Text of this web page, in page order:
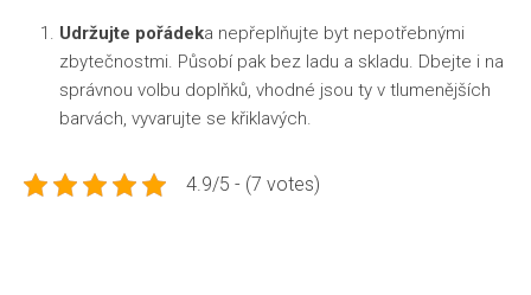
Udržujte pořádeka nepřeplňujte byt nepotřebnými
zbytečnostmi. Působí pak bez ladu a skladu. Dbejte i na
správnou volbu doplňků, vhodné jsou ty v tlumenějších
barvách, vyvarujte se křiklavých.
4.9/5 - (7 votes)